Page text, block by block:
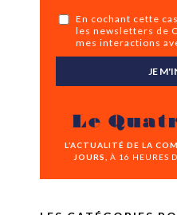
En cochant cette
les newsletters de
mes interactions
JE
Le
L’ACTUALITÉ DE LA
JOURS,
À 16 HEURES